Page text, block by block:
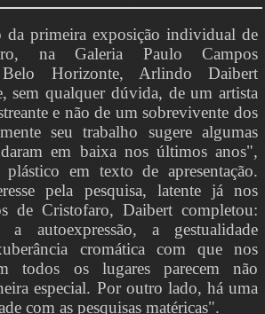
primeira exposição individual de
na Galeria Paulo Campos
Horizonte, Arlindo Daibert
sem qualquer dúvida, de um artista
e não de um sobrevivente dos
seu trabalho sugere algumas
em baixa nos últimos anos",
em texto de apresentação.
pela pesquisa, latente já nos
de Cristofaro, Daibert completou:
a autoexpressão, a gestualidade
cromática com que nos
todos os lugares parecem não
especial. Por outro lado, há uma
com as pesquisas matéricas".